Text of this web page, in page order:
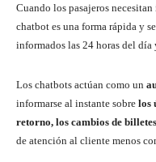
Cuando los pasajeros
chatbot es una forma rápida y
informados las 24 horas del día
Los chatbots actúan como un
informarse al instante sobre los
retorno, los cambios de
de atención al cliente menos